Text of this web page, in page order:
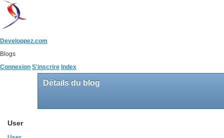
Developpez.com
Blogs
Connexion S'inscrire Index
Détails du blog
User